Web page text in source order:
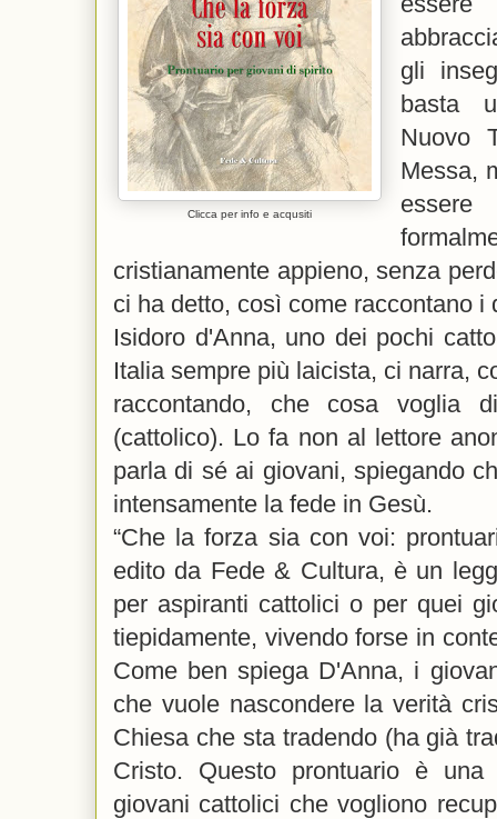
Clicca per info e acqusiti
gli
basta
Nuovo
Messa,
cristianamente appieno, senza
ci ha detto, così come raccontano i
Isidoro d'Anna, uno dei pochi
Italia sempre più laicista, ci narra,
raccontando, che cosa voglia
(cattolico). Lo fa non al lettore
parla di sé ai giovani, spiegando
intensamente la fede in Gesù.
“Che la forza sia con voi:
edito da Fede & Cultura, è un
per aspiranti cattolici o per quei
tiepidamente, vivendo forse in
Come ben spiega D'Anna, i
che vuole nascondere la verità
Chiesa che sta tradendo (ha già
Cristo. Questo prontuario è
giovani cattolici che vogliono